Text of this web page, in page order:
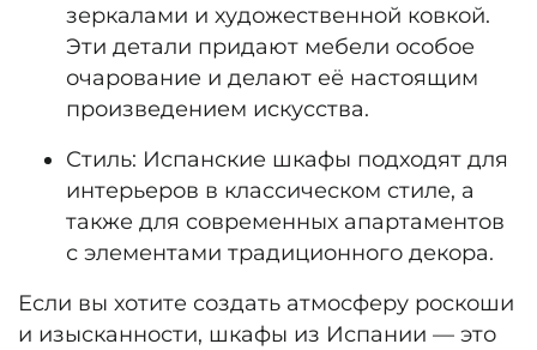
зеркалами и художественной ковкой.
Эти детали придают мебели особое
очарование и делают её настоящим
произведением искусства.
Стиль: Испанские шкафы подходят для
интерьеров в классическом стиле, а
также для современных апартаментов
с элементами традиционного декора.
Если вы хотите создать атмосферу роскоши
и изысканности, шкафы из Испании — это